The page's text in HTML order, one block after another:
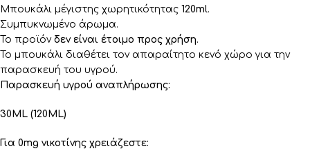
Μπουκάλι μέγιστης χωρητικότητας 120ml.
Συμπυκνωμένο άρωμα.
Το προϊόν δεν είναι έτοιμο προς χρήση.
Το μπουκάλι διαθέτει τον απαραίτητο κενό χώρο για την
παρασκευή του υγρού.
Παρασκευή υγρού αναπλήρωσης:
30ML (120ML)
Για 0mg νικοτίνης χρειάζεστε: